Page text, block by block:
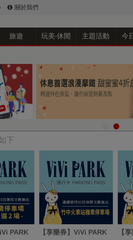
關於我們
旅遊 玩美‧休閒 主題活動 今
下
PARK
【享樂券】ViVi PARK
【